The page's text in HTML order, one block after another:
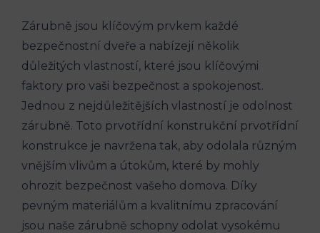
Zárubně jsou klíčovým prvkem každé
bezpečnostní dveře a nabízejí několik
důležitých vlastností, které jsou klíčovými
faktory pro vaši bezpečnost a spokojenost.
Jednou z nejdůležitějších vlastností je odolnost
zárubně. Toto prvotřídní konstrukční prvotřídní
konstrukce je navržena tak, aby odolala různým
vnějším vlivům a útokům, které by mohly
ohrozit bezpečnost vašeho domova. Díky
pevným materiálům a kvalitnímu zpracování
jsou naše zárubně schopny odolat vysokému